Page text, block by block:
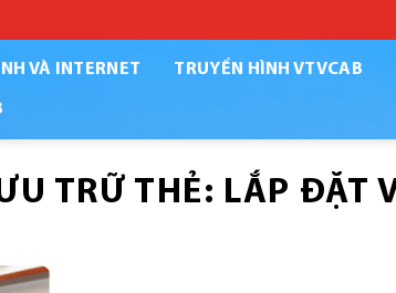
VÀ INTERNET TRUYỀN HÌNH VTVCAB
TRỮ THẺ: LẮP ĐẶT